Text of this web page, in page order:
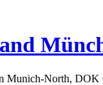
Munich-North,